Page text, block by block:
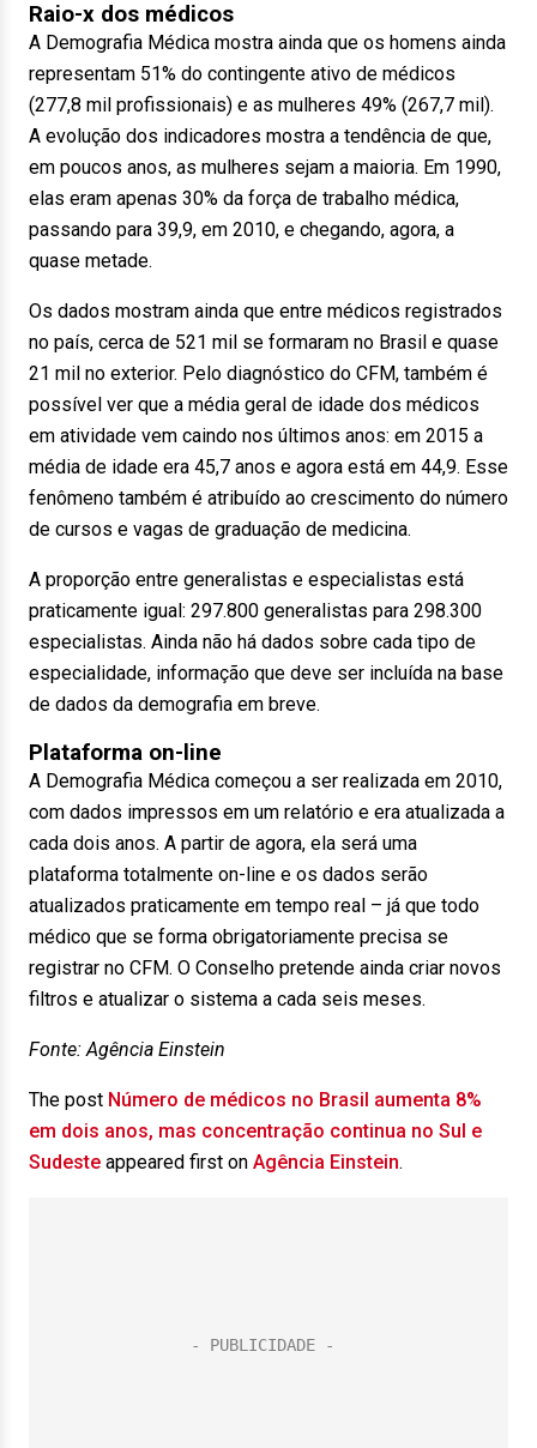
Raio-x dos médicos
A Demografia Médica mostra ainda que os homens ainda
representam 51% do contingente ativo de médicos
(277,8 mil profissionais) e as mulheres 49% (267,7 mil).
A evolução dos indicadores mostra a tendência de que,
em poucos anos, as mulheres sejam a maioria. Em 1990,
elas eram apenas 30% da força de trabalho médica,
passando para 39,9, em 2010, e chegando, agora, a
quase metade.
Os dados mostram ainda que entre médicos registrados
no país, cerca de 521 mil se formaram no Brasil e quase
21 mil no exterior. Pelo diagnóstico do CFM, também é
possível ver que a média geral de idade dos médicos
em atividade vem caindo nos últimos anos: em 2015 a
média de idade era 45,7 anos e agora está em 44,9. Esse
fenômeno também é atribuído ao crescimento do número
de cursos e vagas de graduação de medicina.
A proporção entre generalistas e especialistas está
praticamente igual: 297.800 generalistas para 298.300
especialistas. Ainda não há dados sobre cada tipo de
especialidade, informação que deve ser incluída na base
de dados da demografia em breve.
Plataforma on-line
A Demografia Médica começou a ser realizada em 2010,
com dados impressos em um relatório e era atualizada a
cada dois anos. A partir de agora, ela será uma
plataforma totalmente on-line e os dados serão
atualizados praticamente em tempo real – já que todo
médico que se forma obrigatoriamente precisa se
registrar no CFM. O Conselho pretende ainda criar novos
filtros e atualizar o sistema a cada seis meses.
Fonte: Agência Einstein
The post Número de médicos no Brasil aumenta 8%
em dois anos, mas concentração continua no Sul e
Sudeste appeared first on Agência Einstein.